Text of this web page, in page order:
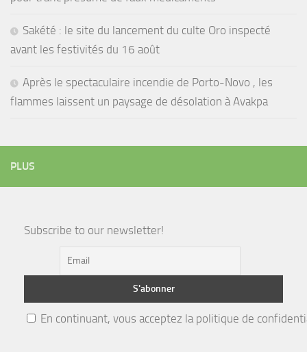
Sakété : le site du lancement du culte Oro inspecté
avant les festivités du 16 août
Après le spectaculaire incendie de Porto-Novo , les
flammes laissent un paysage de désolation à Avakpa
PLUS
Subscribe to our newsletter!
En continuant, vous acceptez la politique de